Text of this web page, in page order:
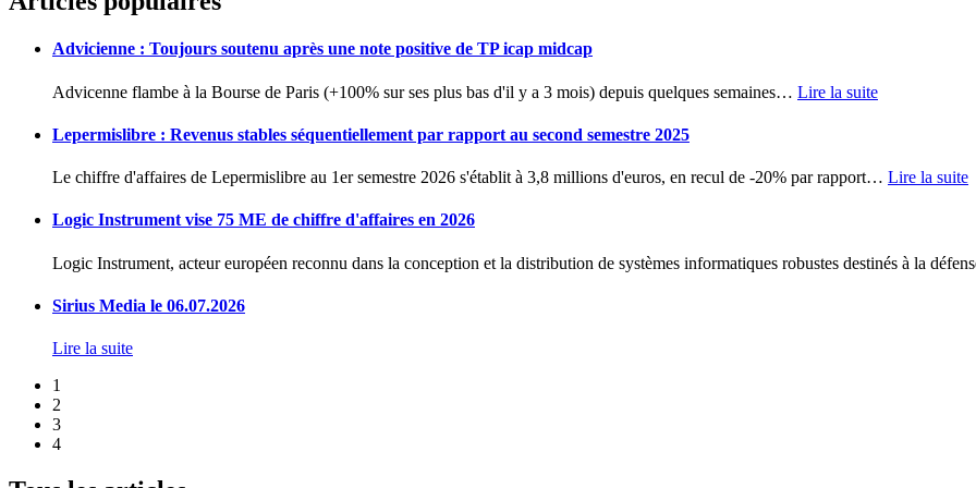
Advicienne : Toujours soutenu après une note positive de TP icap midcap
Advicenne flambe à la Bourse de Paris (+100% sur ses plus bas d'il y a 3 mois) depuis quelques semaines… Lire la suite
Lepermislibre : Revenus stables séquentiellement par rapport au second semestre 2025
Le chiffre d'affaires de Lepermislibre au 1er semestre 2026 s'établit à 3,8 millions d'euros, en recul de -20% par rapport… Lire la suite
Logic Instrument vise 75 ME de chiffre d'affaires en 2026
Logic Instrument, acteur européen reconnu dans la conception et la distribution de systèmes informatiques robustes destinés à la
Sirius Media le 06.07.2026
Lire la suite
1
2
3
4